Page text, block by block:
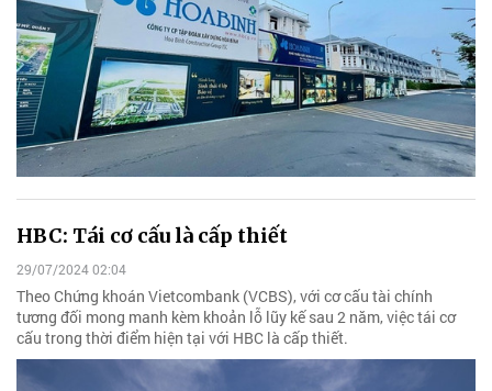
HBC: Tái cơ cấu là cấp thiết
29/07/2024 02:04
Theo Chứng khoán Vietcombank (VCBS), với cơ cấu tài chính
tương đối mong manh kèm khoản lỗ lũy kế sau 2 năm, việc tái cơ
cấu trong thời điểm hiện tại với HBC là cấp thiết.